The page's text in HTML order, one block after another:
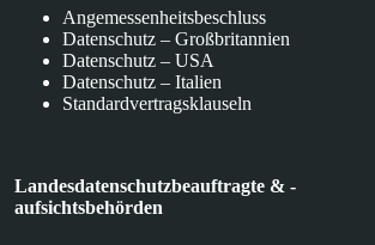
Angemessenheitsbeschluss
Datenschutz – Großbritannien
Datenschutz – USA
Datenschutz – Italien
Standardvertragsklauseln
Landesdatenschutzbeauftragte & -
aufsichtsbehörden